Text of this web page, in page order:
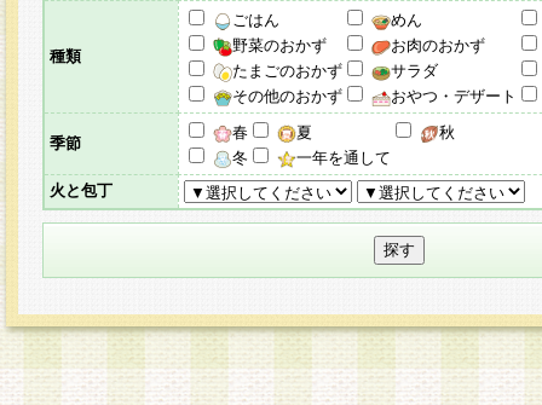
種類
ごはん
めん
野菜のおかず
お肉のおかず
たまごのおかず
サラダ
その他のおかず
おやつ・デザート
季節
春 夏
秋
冬
一年を通して
火と包丁